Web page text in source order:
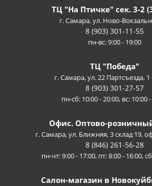
ТЦ "На Птичке" сек. 3-2
г. Самара, ул. Ново-
8 (903) 301-11-55
пн-вс: 9:00 - 19:00
ТЦ "Победа"
г. Самара, ул. 22 Партсъезда, 1
8 (903) 301-27-57
пн-сб: 10:00 - 20:00, вс: 10:00
Офис. Оптово-
г. Самара, ул. Ближняя, 3 склад 19,
8 (846) 261-56-28
пн-чт: 9:00 - 17:00, пт: 8:00 - 16:00,
Салон-магазин в